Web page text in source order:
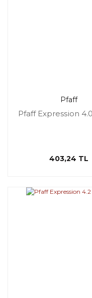
Pfaff
Pfaff Expression
403,24 TL